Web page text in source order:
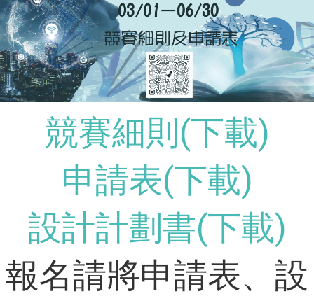
競賽細則(下載)
申請表(下載)
設計計劃書(下載)
報名請將申請表、設